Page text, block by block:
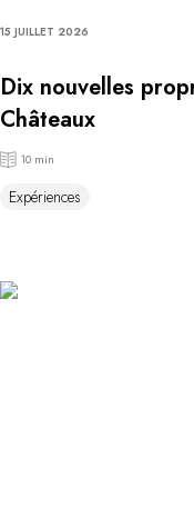
15 JUILLET 2026
Dix nouvelles
Châteaux
10 min
Expériences